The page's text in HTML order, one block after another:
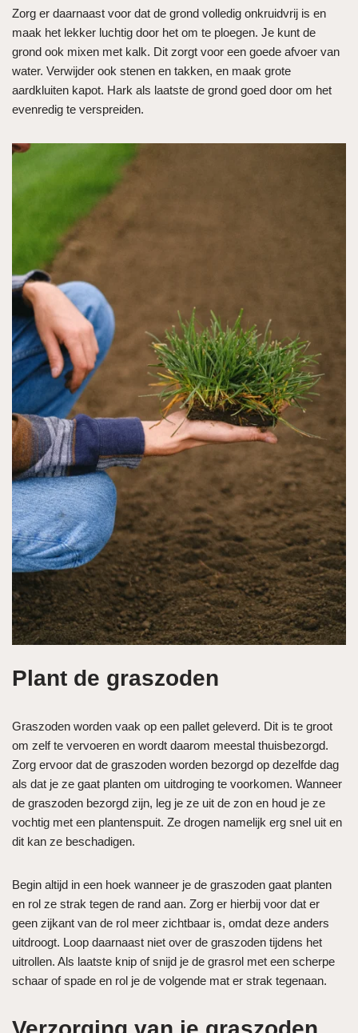
Zorg er daarnaast voor dat de grond volledig onkruidvrij is en
maak het lekker luchtig door het om te ploegen. Je kunt de
grond ook mixen met kalk. Dit zorgt voor een goede afvoer van
water. Verwijder ook stenen en takken, en maak grote
aardkluiten kapot. Hark als laatste de grond goed door om het
evenredig te verspreiden.
Plant de graszoden
Graszoden worden vaak op een pallet geleverd. Dit is te groot
om zelf te vervoeren en wordt daarom meestal thuisbezorgd.
Zorg ervoor dat de graszoden worden bezorgd op dezelfde dag
als dat je ze gaat planten om uitdroging te voorkomen. Wanneer
de graszoden bezorgd zijn, leg je ze uit de zon en houd je ze
vochtig met een plantenspuit. Ze drogen namelijk erg snel uit en
dit kan ze beschadigen.
Begin altijd in een hoek wanneer je de graszoden gaat planten
en rol ze strak tegen de rand aan. Zorg er hierbij voor dat er
geen zijkant van de rol meer zichtbaar is, omdat deze anders
uitdroogt. Loop daarnaast niet over de graszoden tijdens het
uitrollen. Als laatste knip of snijd je de grasrol met een scherpe
schaar of spade en rol je de volgende mat er strak tegenaan.